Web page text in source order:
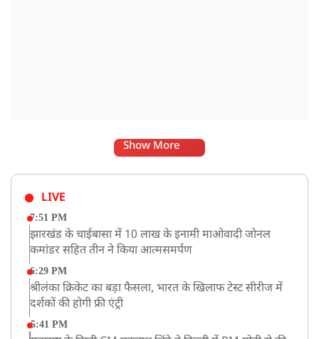
Show More
LIVE
7:51 PM
झारखंड के चाईबासा में 10 लाख के इनामी माओवादी जोनल
कमांडर सहित तीन ने किया आत्मसमर्पण
6:29 PM
श्रीलंका क्रिकेट का बड़ा फैसला, भारत के खिलाफ टेस्ट सीरीज में
दर्शकों की होगी फ्री एंट्री
5:41 PM